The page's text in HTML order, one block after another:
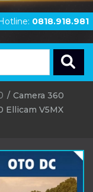
0818.918.981
Camera 360
Ellicam V5MX